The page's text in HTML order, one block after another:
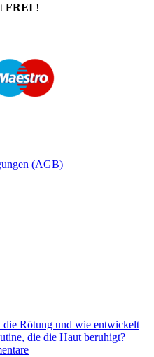
FREI !
(AGB)
die Rötung und wie entwickelt
die die Haut beruhigt?